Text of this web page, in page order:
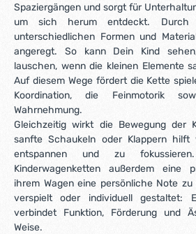
Spaziergängen und sorgt für
um sich herum entdeckt. Durch
unterschiedlichen Formen und
angeregt. So kann Dein Kind
lauschen, wenn die kleinen Elemente
Auf diesem Wege fördert die Kette
Koordination, die Feinmotorik
Wahrnehmung.
Gleichzeitig wirkt die Bewegung der
sanfte Schaukeln oder Klappern
entspannen und zu
Kinderwagenketten außerdem eine
ihrem Wagen eine persönliche Note
verspielt oder individuell gestaltet:
verbindet Funktion, Förderung und
Weise.